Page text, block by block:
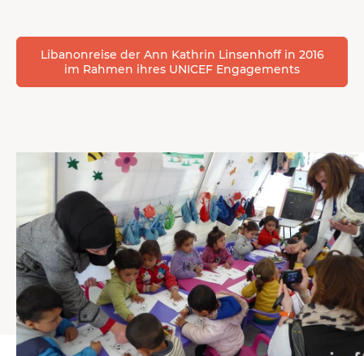
Libanonreise der Ann Kathrin Linsenhoff in 2016
im Rahmen ihres UNICEF Engagements